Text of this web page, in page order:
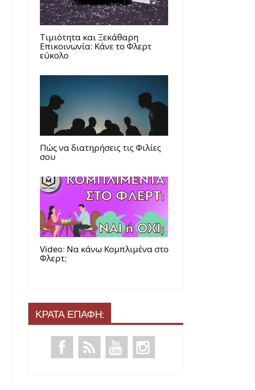
Τιμιότητα και Ξεκάθαρη
Επικοινωνία: Κάνε το Φλερτ
εύκολο
Πώς να διατηρήσεις τις Φιλίες
σου
Video: Να κάνω Κομπλιμένα στο
Φλερτ;
ΚΡΑΤΑ ΕΠΑΦΗ: